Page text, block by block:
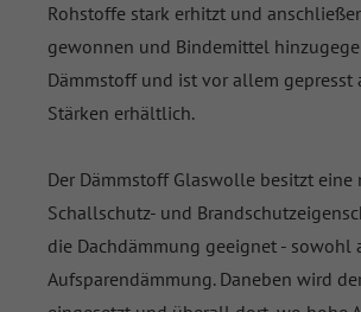
Rohstoffe stark erhitzt und
gewonnen und Bindemittel
Dämmstoff und ist vor allem
Stärken erhältlich.
Der Dämmstoff Glaswolle besitzt
Schallschutz- und
die Dachdämmung geeignet -
Aufsparendämmung. Daneben wird